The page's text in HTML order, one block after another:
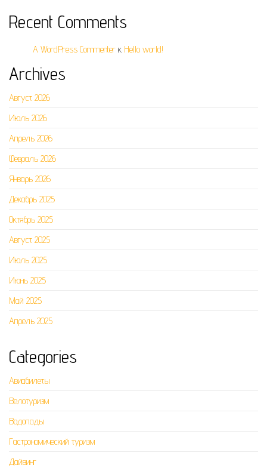
Recent Comments
A WordPress Commenter к Hello world!
Archives
Август 2026
Июль 2026
Апрель 2026
Февраль 2026
Январь 2026
Декабрь 2025
Октябрь 2025
Август 2025
Июль 2025
Июнь 2025
Май 2025
Апрель 2025
Categories
Авиабилеты
Велотуризм
Водопады
Гастрономический туризм
Дайвинг